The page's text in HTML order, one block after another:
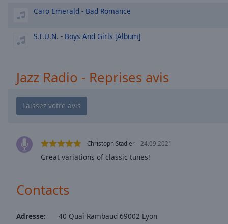
Color
Background
Color
Opacity
Area
Background
Caro Emerald - Bad Romance
S.T.U.N. - Boys And Girls [Album]
Jazz Radio - Reprises avis
Christoph Stadler 24.09.2021
Great variations of classic tunes!
Contacts
Adresse:
40 Quai Rambaud 69002 Lyon